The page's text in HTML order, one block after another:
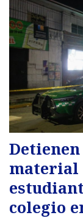
material
colegio